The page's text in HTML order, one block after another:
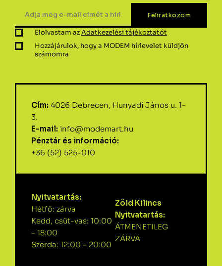
Elolvastam azAdatkezelési tájékoztatót
Hozzájárulok, hogy a MODEM hírlevelet küldjön
számomra
Cím: 4026 Debrecen, Hunyadi János u. 1-
3.
E-mail: info@modemart.hu
Pénztár és információ:
+36 (52) 525-010
Nyitvatartás:
Hétfő: zárva
Kedd, csüt-vas: 10:00
– 18:00
Szerda: 12:00 – 20:00
Zöld Kilincs
Nyitvatartás:
ÁTMENETILEG
ZÁRVA